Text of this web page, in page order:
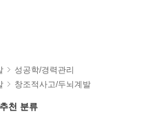
성공학/경력관리
창조적사고/두뇌계발
천 분류